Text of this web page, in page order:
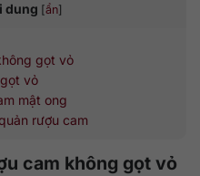
dung [ẩn]
gọt vỏ
vỏ
mật ong
rượu cam
cam không gọt vỏ